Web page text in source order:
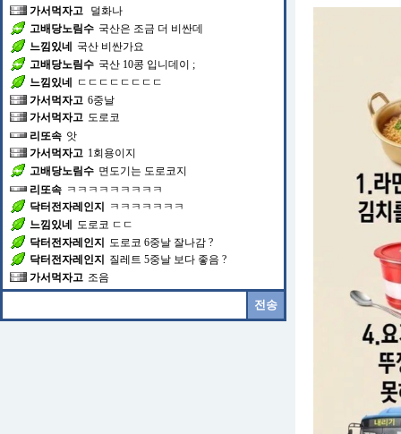
고배당노림수 국산은 조금 더 비싼데
느낌있네 국산 비싼가요
고배당노림수
국산 10콩 입니데이 ;
느낌있네 ㄷㄷㄷㄷㄷㄷㄷㄷ
가서먹자고 6중날
가서먹자고 도로코
리또속 앗
가서먹자고
고배당노림수 면도기는 도로코지
리또속 ㅋㅋㅋㅋㅋㅋㅋㅋㅋ
닥터전자레인지 ㅋㅋㅋㅋㅋㅋㅋ
느낌있네 도로코 ㄷㄷ
닥터전자레인지
도로코 6중날 잘나감 ?
닥터전자레인지 질레트 5중날 보다 좋음 ?
가서먹자고
조음
닥터전자레인지 오